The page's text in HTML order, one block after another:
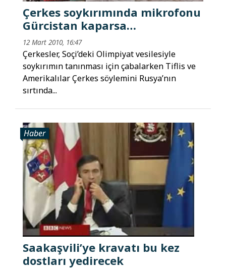
Çerkes soykırımında mikrofonu
Gürcistan kaparsa…
12 Mart 2010, 16:47
Çerkesler, Soçi’deki Olimpiyat vesilesiyle
soykırımın tanınması için çabalarken Tiflis ve
Amerikalılar Çerkes söylemini Rusya’nın
sırtında...
Haber
Saakaşvili’ye kravatı bu kez
dostları yedirecek